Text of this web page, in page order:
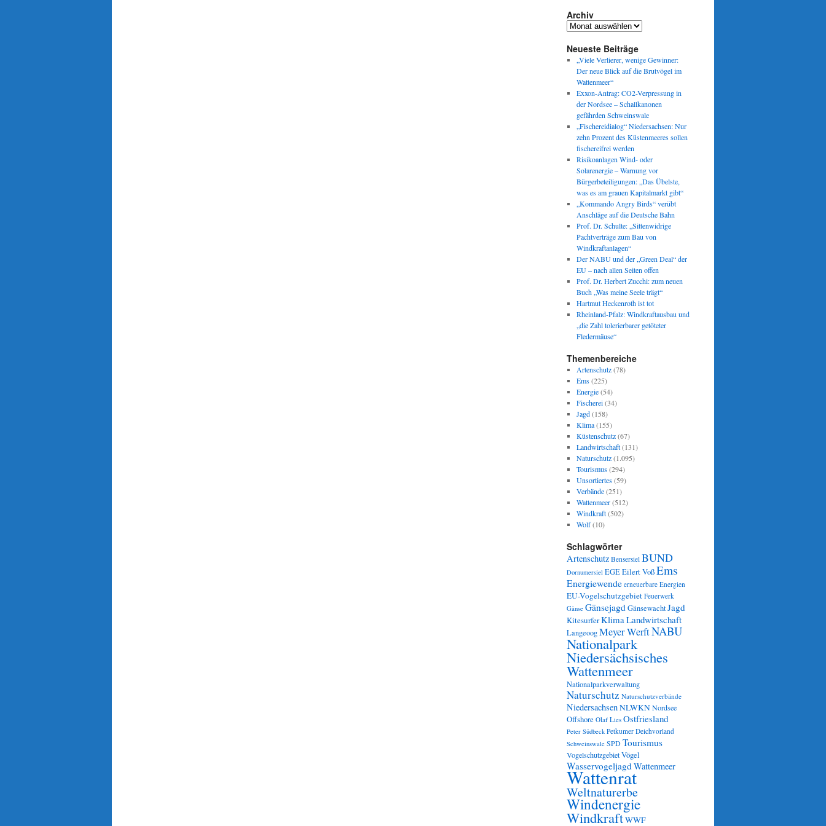
Archiv
Archiv
Neueste Beiträge
„Viele Verlierer, wenige Gewinner:
Der neue Blick auf die Brutvögel im
Wattenmeer“
Exxon-Antrag: CO2-Verpressung in
der Nordsee – Schallkanonen
gefährden Schweinswale
„Fischereidialog“ Niedersachsen: Nur
zehn Prozent des Küstenmeeres sollen
fischereifrei werden
Risikoanlagen Wind- oder
Solarenergie – Warnung vor
Bürgerbeteiligungen: „Das Übelste,
was es am grauen Kapitalmarkt gibt“
„Kommando Angry Birds“ verübt
Anschläge auf die Deutsche Bahn
Prof. Dr. Schulte: „Sittenwidrige
Pachtverträge zum Bau von
Windkraftanlagen“
Der NABU und der „Green Deal“ der
EU – nach allen Seiten offen
Prof. Dr. Herbert Zucchi: zum neuen
Buch „Was meine Seele trägt“
Hartmut Heckenroth ist tot
Rheinland-Pfalz: Windkraftausbau und
„die Zahl tolerierbarer getöteter
Fledermäuse“
Themenbereiche
Artenschutz(78)
Ems(225)
Energie(54)
Fischerei(34)
Jagd(158)
Klima(155)
Küstenschutz(67)
Landwirtschaft(131)
Naturschutz(1.095)
Tourismus(294)
Unsortiertes(59)
Verbände(251)
Wattenmeer(512)
Windkraft(502)
Wolf(10)
Schlagwörter
Artenschutz Bensersiel BUND
Dornumersiel EGEEilert VoßEms
Energiewende erneuerbare Energien
EU-Vogelschutzgebiet Feuerwerk
Gänse GänsejagdGänsewachtJagd
KitesurferKlimaLandwirtschaft
LangeoogMeyer WerftNABU
Nationalpark
Niedersächsisches
Wattenmeer
Nationalparkverwaltung
Naturschutz Naturschutzverbände
NiedersachsenNLWKNNordsee
Offshore Olaf Lies Ostfriesland
Peter Südbeck Petkumer Deichvorland
Schweinswale SPDTourismus
VogelschutzgebietVögel
WasservogeljagdWattenmeer
Wattenrat
Weltnaturerbe
Windenergie
WindkraftWWF